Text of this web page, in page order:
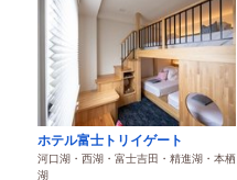
ホテル富士トリイゲート
河口湖・西湖・富士吉田・精進湖・本栖
湖